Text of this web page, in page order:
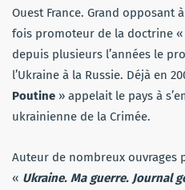
Ouest France. Grand opposant
fois promoteur de la doctrine «
depuis plusieurs l’années le
l’Ukraine à la Russie. Déjà en
Poutine » appelait le pays à
ukrainienne de la Crimée.
Auteur de nombreux ouvrages
« Ukraine. Ma guerre. Journal